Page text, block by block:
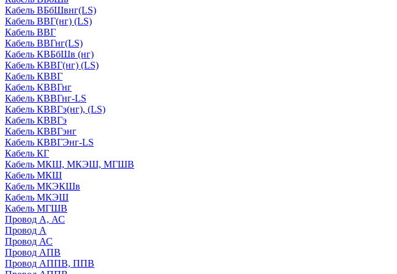
Кабель ВБбШвнг(LS)
Кабель ВВГ(нг) (LS)
Кабель ВВГ
Кабель ВВГнг(LS)
Кабель КВБбШв (нг)
Кабель КВВГ(нг) (LS)
Кабель КВВГ
Кабель КВВГнг
Кабель КВВГнг-LS
Кабель КВВГэ(нг), (LS)
Кабель КВВГэ
Кабель КВВГэнг
Кабель КВВГЭнг-LS
Кабель КГ
Кабель МКШ, МКЭШ, МГШВ
Кабель МКШ
Кабель МКЭКШв
Кабель МКЭШ
Кабель МГШВ
Провод А, АС
Провод А
Провод АС
Провод АПВ
Провод АППВ, ППВ